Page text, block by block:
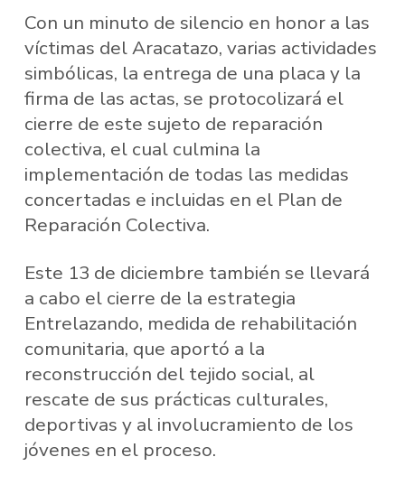
Con un minuto de silencio en honor a las
víctimas del Aracatazo, varias actividades
simbólicas, la entrega de una placa y la
firma de las actas, se protocolizará el
cierre de este sujeto de reparación
colectiva, el cual culmina la
implementación de todas las medidas
concertadas e incluidas en el Plan de
Reparación Colectiva.
Este 13 de diciembre también se llevará
a cabo el cierre de la estrategia
Entrelazando, medida de rehabilitación
comunitaria, que aportó a la
reconstrucción del tejido social, al
rescate de sus prácticas culturales,
deportivas y al involucramiento de los
jóvenes en el proceso.